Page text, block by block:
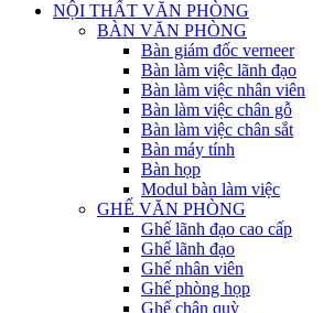
NỘI THẤT VĂN PHÒNG
BÀN VĂN PHÒNG
Bàn giám đốc verneer
Bàn làm việc lãnh đạo
Bàn làm việc nhân viên
Bàn làm việc chân gỗ
Bàn làm việc chân sắt
Bàn máy tính
Bàn họp
Modul bàn làm việc
GHẾ VĂN PHÒNG
Ghế lãnh đạo cao cấp
Ghế lãnh đạo
Ghế nhân viên
Ghế phòng họp
Ghế chân quỳ